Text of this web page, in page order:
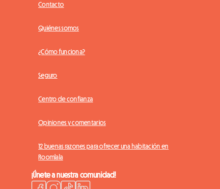
Contacto
Quiénes somos
¿Cómo funciona?
Seguro
Centro de confianza
Opiniones y comentarios
12 buenas razones para ofrecer una habitación en
Roomlala
¡Únete a nuestra comunidad!